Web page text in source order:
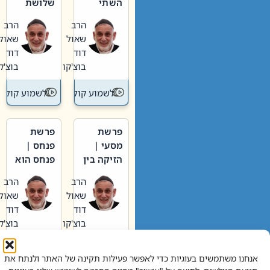
אנחנו משתמשים בעוגיות כדי לאפשר פעילות תקינה של האתר ולנתח את
וערב של
חיינו
הרב
שאול
דוד
בוצ'קו
לשמוע קול תורה – מדרש
האבות
הרב
שאול
דוד
בוצ'קו
לשמוע קול
פרשת
מסעי |
הזיקה בין
הגדול לעם הרב
שאול
דוד
בוצ'קו
לשמוע קול תורה – מדרש
פרשת
פנחס |
פנחס הוא
אליהו: בין
קנאות
הורסת
לקנאות
בונה
הרב
שאול
דוד
בוצ'קו
לשמוע קול